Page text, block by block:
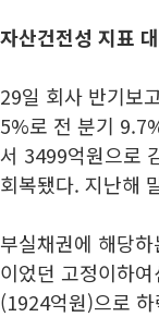
자산건전성 지표
29일 회사 반기보
5%로 전 분기
서 3499억원으로
회복됐다. 지난해
부실채권에 해당
이었던 고정이하
(1924억원)으로